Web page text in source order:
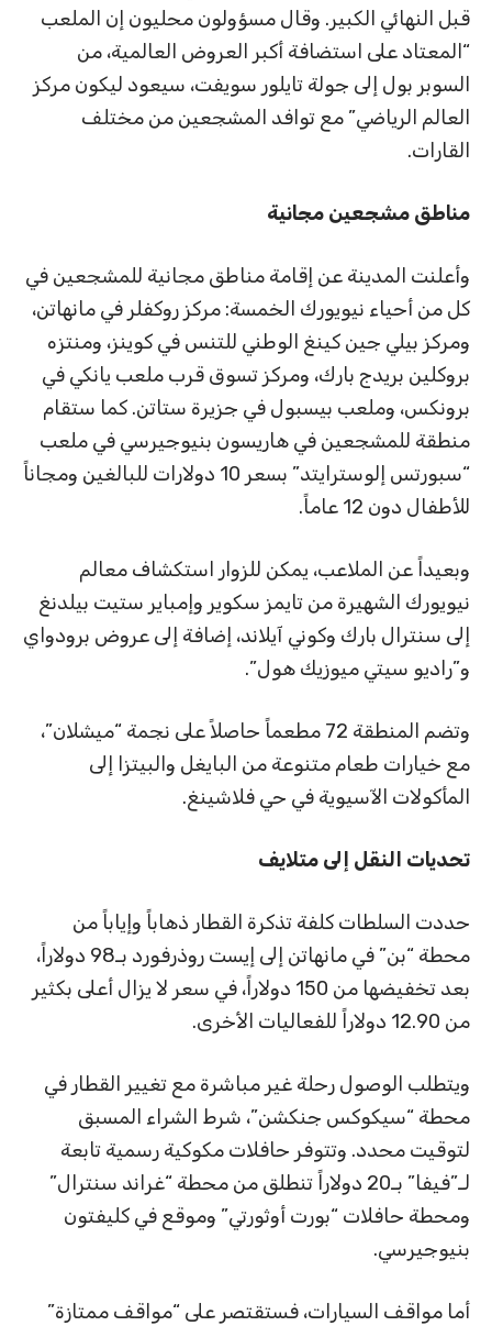
قبل النهائي الكبير. وقال مسؤولون محليون إن الملعب
“المعتاد على استضافة أكبر العروض العالمية، من
السوبر بول إلى جولة تايلور سويفت، سيعود ليكون مركز
العالم الرياضي” مع توافد المشجعين من مختلف
القارات.
مناطق مشجعين مجانية
وأعلنت المدينة عن إقامة مناطق مجانية للمشجعين في
كل من أحياء نيويورك الخمسة: مركز روكفلر في مانهاتن،
ومركز بيلي جين كينغ الوطني للتنس في كوينز، ومنتزه
بروكلين بريدج بارك، ومركز تسوق قرب ملعب يانكي في
برونكس، وملعب بيسبول في جزيرة ستاتن. كما ستقام
منطقة للمشجعين في هاريسون بنيوجيرسي في ملعب
“سبورتس إلوسترايتد” بسعر 10 دولارات للبالغين ومجاناً
للأطفال دون 12 عاماً.
وبعيداً عن الملاعب، يمكن للزوار استكشاف معالم
نيويورك الشهيرة من تايمز سكوير وإمباير ستيت بيلدنغ
إلى سنترال بارك وكوني آيلاند، إضافة إلى عروض برودواي
و”راديو سيتي ميوزيك هول”.
وتضم المنطقة 72 مطعماً حاصلاً على نجمة “ميشلان”،
مع خيارات طعام متنوعة من البايغل والبيتزا إلى
المأكولات الآسيوية في حي فلاشينغ.
تحديات النقل إلى متلايف
حددت السلطات كلفة تذكرة القطار ذهاباً وإياباً من
محطة “بن” في مانهاتن إلى إيست روذرفورد بـ98 دولاراً،
بعد تخفيضها من 150 دولاراً، في سعر لا يزال أعلى بكثير
من 12.90 دولاراً للفعاليات الأخرى.
ويتطلب الوصول رحلة غير مباشرة مع تغيير القطار في
محطة “سيكوكس جنكشن”، شرط الشراء المسبق
لتوقيت محدد. وتتوفر حافلات مكوكية رسمية تابعة
لـ”فيفا” بـ20 دولاراً تنطلق من محطة “غراند سنترال”
ومحطة حافلات “بورت أوثورتي” وموقع في كليفتون
بنيوجيرسي.
أما مواقف السيارات، فستقتصر على “مواقف ممتازة”